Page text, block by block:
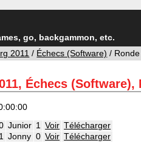
go, backgammon, etc.
2011 / Échecs (Software) / Ronde
Échecs (Software),
Junior 1 Voir Télécharger
1 Jonny 0 Voir Télécharger